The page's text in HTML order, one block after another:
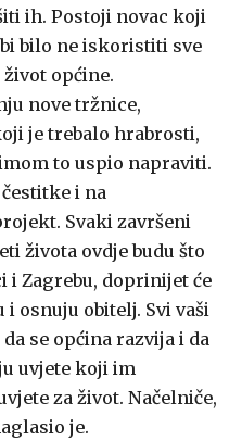
ih. Postoji novac koji
bilo ne iskoristiti sve
općine.
nove tržnice,
je trebalo hrabrosti,
to uspio napraviti.
i na
Svaki završeni
života ovdje budu što
Zagrebu, doprinijet će
i osnuju obitelj. Svi vaši
se općina razvija i da
uvjete koji im
za život. Načelniče,
je.